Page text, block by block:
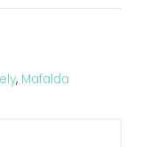
, Mafalda